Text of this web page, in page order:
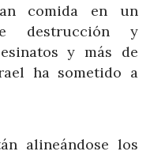
comida en un
destrucción y
y más de
ha sometido a
alineándose los